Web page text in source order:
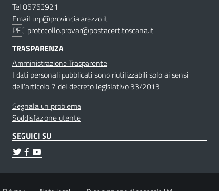
Tel 05753921
Email urp@provincia.arezzo.it
PEC protocollo.provar@postacert.toscana.it
TRASPARENZA
Amministrazione Trasparente
I dati personali pubblicati sono riutilizzabili solo ai sensi
dell'articolo 7 del decreto legislativo 33/2013
Segnala un problema
Soddisfazione utente
SEGUICI SU